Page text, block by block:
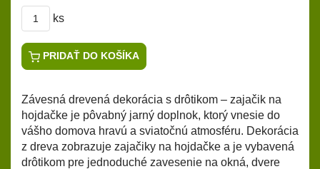
ks
PRIDAŤ DO KOŠÍKA
Závesná drevená dekorácia s drôtikom – zajačik na
hojdačke je pôvabný jarný doplnok, ktorý vnesie do
vášho domova hravú a sviatočnú atmosféru. Dekorácia
z dreva zobrazuje zajačiky na hojdačke a je vybavená
drôtikom pre jednoduché zavesenie na okná, dvere